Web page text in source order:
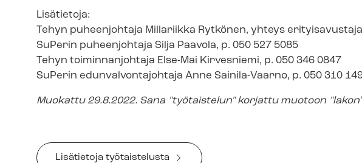
Lisätietoja:
Tehyn puheenjohtaja Millariikka Rytkönen, yhteys
SuPerin puheenjohtaja Silja Paavola, p. 050 527 5085
Tehyn toiminnanjohtaja Else-Mai Kirvesniemi, p. 050 346 0847
SuPerin edun­val­von­ta­joh­ta­ja Anne Sainila-Vaarno, p. 050 310
Muokattu 29.8.2022. Sana "työtaistelun" korjattu muotoon
Lisätietoja työtaistelusta